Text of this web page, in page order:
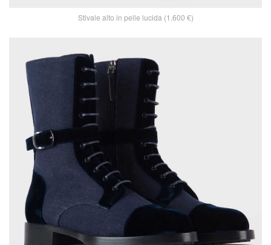
Stivale alto in pelle lucida (1.600 €)